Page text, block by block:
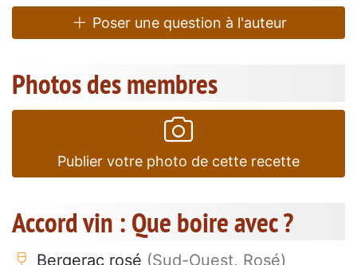
Poser une question à l'auteur
Photos des membres
Publier votre photo de cette recette
Accord vin : Que boire avec ?
Bergerac rosé (Sud-Ouest, Rosé)